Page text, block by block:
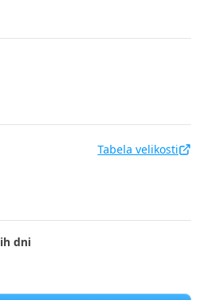
Tabela velikosti
dni